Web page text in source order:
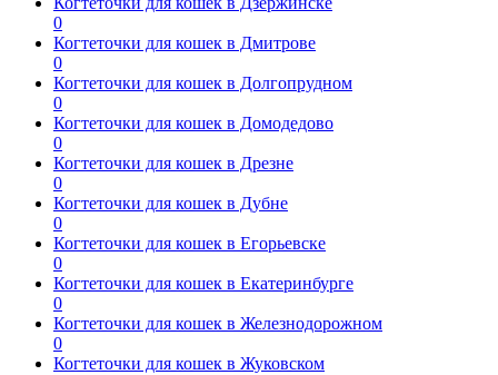
0
Когтеточки для кошек в Дмитрове
0
Когтеточки для кошек в Долгопрудном
0
Когтеточки для кошек в Домодедово
0
Когтеточки для кошек в Дрезне
0
Когтеточки для кошек в Дубне
0
Когтеточки для кошек в Егорьевске
0
Когтеточки для кошек в Екатеринбурге
0
Когтеточки для кошек в Железнодорожном
0
Когтеточки для кошек в Жуковском